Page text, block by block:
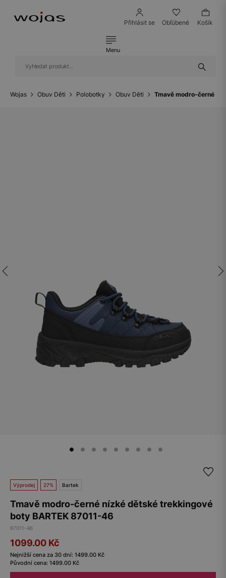
Přihlásit se Obľúbené Košík
Menu
Wojas Obuv Děti Polobotky Obuv Děti Tmavě modro-černé
Výprodej 27% Bartek
Tmavě modro-černé nízké dětské trekkingové
boty BARTEK 87011-46
87011-46
1099.00 Kč
Nejnižší cena za 30 dní: 1499.00 Kč
Původní cena: 1499.00 Kč